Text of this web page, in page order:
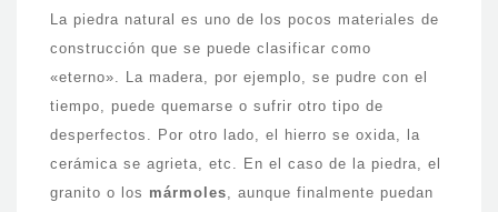
La piedra natural es uno de los pocos materiales de
construcción que se puede clasificar como
«eterno». La madera, por ejemplo, se pudre con el
tiempo, puede quemarse o sufrir otro tipo de
desperfectos. Por otro lado, el hierro se oxida, la
cerámica se agrieta, etc. En el caso de la piedra, el
granito o los mármoles, aunque finalmente puedan